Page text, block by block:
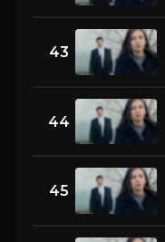
43
44
45